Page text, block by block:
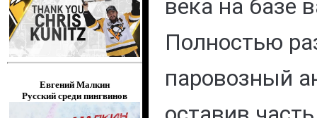
Евгений Малкин
Русский среди пингвинов
века на базе
Полностью
паровозный